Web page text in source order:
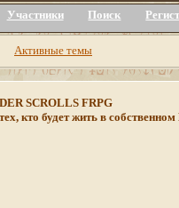
Участники Поиск
Активные темы
SCROLLS FRPG
кто будет жить в